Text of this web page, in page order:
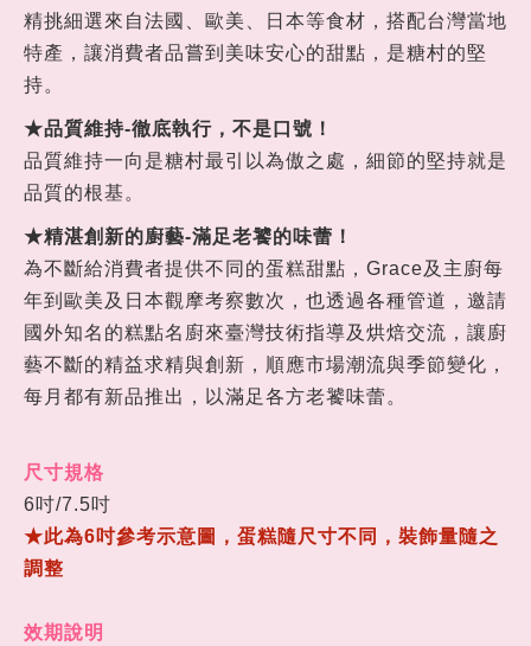
精挑細選來自法國、歐美、日本等食材，搭配台灣當地
特產，讓消費者品嘗到美味安心的甜點，是糖村的堅
持。
★品質維持-徹底執行，不是口號 ！
品質維持一向是糖村最引以為傲之處，細節的堅持就是
品質的根基。
★精湛創新的廚藝-滿足老饕的味蕾 ！
為不斷給消費者提供不同的蛋糕甜點，Grace及主廚每
年到歐美及日本觀摩考察數次，也透過各種管道，邀請
國外知名的糕點名廚來臺灣技術指導及烘焙交流，讓廚
藝不斷的精益求精與創新，順應市場潮流與季節變化，
每 月都有新品推出，以滿足各方老饕味蕾。
尺寸規格
6吋/7.5吋
★此為6吋參考示意圖，蛋糕隨尺寸不同，裝飾量隨之
調整
效期說明